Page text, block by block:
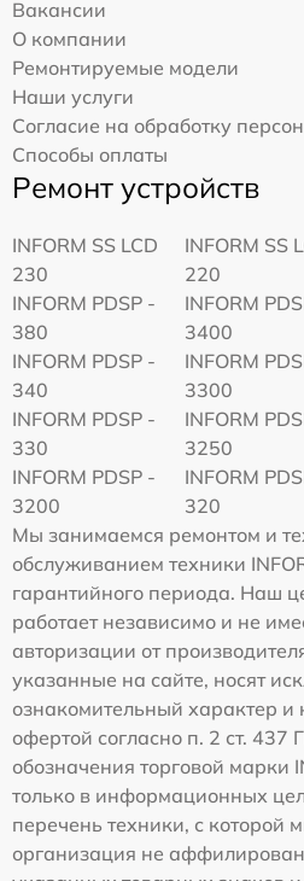
Вакансии
О компании
Ремонтируемые модели
Наши услуги
Согласие на обработку
Способы оплаты
Ремонт устройств
INFORM SS LCD
230
INFORM SS
220
INFORM PDSP -
380
INFORM
3400
INFORM PDSP -
340
INFORM
3300
INFORM PDSP -
330
INFORM
3250
INFORM PDSP -
3200
INFORM
320
Мы занимаемся ремонтом и
обслуживанием техники
гарантийного периода. Наш
работает независимо и не
авторизации от
указанные на сайте, носят
ознакомительный характер и
офертой согласно п. 2 ст.
обозначения торговой марки
только в информационных
перечень техники, с которой
организация не